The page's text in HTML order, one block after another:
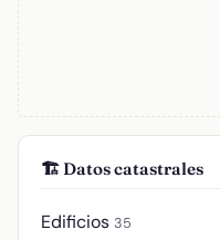
🏗️ Datos catastrales
Edificios 35